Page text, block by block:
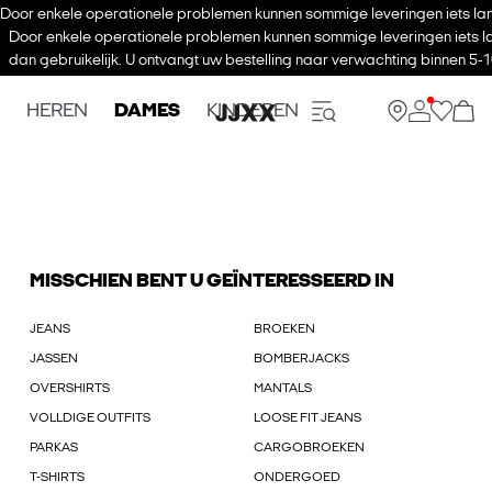
Door enkele operationele problemen kunnen sommige leveringen iets
Door enkele operationele problemen kunnen sommige leveringen iets
dan gebruikelijk. U ontvangt uw bestelling naar verwachting binnen 5-
HEREN DAMES KINDEREN
MISSCHIEN BENT U GEÏNTERESSEERD IN
JEANS BROEKEN
JASSEN BOMBERJACKS
OVERSHIRTS MANTALS
VOLLDIGE OUTFITS LOOSE FIT JEANS
PARKAS CARGOBROEKEN
T-SHIRTS ONDERGOED